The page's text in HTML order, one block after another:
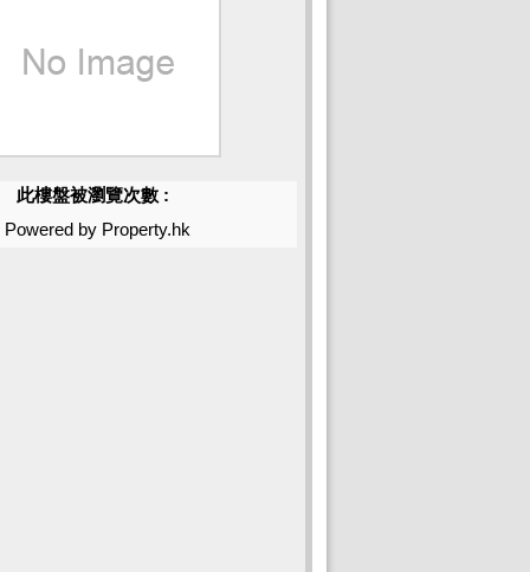
此樓盤被瀏覽次數 :
Powered by Property.hk